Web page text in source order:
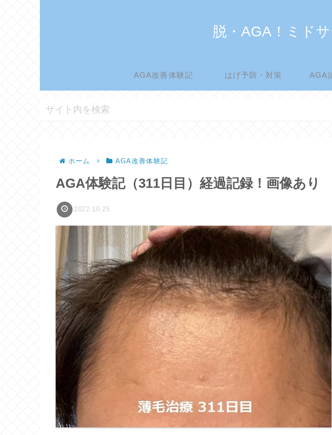
脱・AGA！ミド
AGA改善体験記 はげ予防・対策 AGA
ホーム AGA改善体験記
AGA体験記（311日目）経過記録！画像あ
2022.10.25